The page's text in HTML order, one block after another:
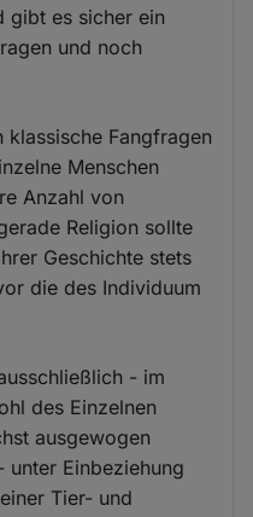
gibt es sicher ein
und noch
klassische Fangfragen
Menschen
Anzahl von
Religion sollte
Geschichte stets
die des Individuum
- im
des Einzelnen
ausgewogen
Einbeziehung
Tier- und